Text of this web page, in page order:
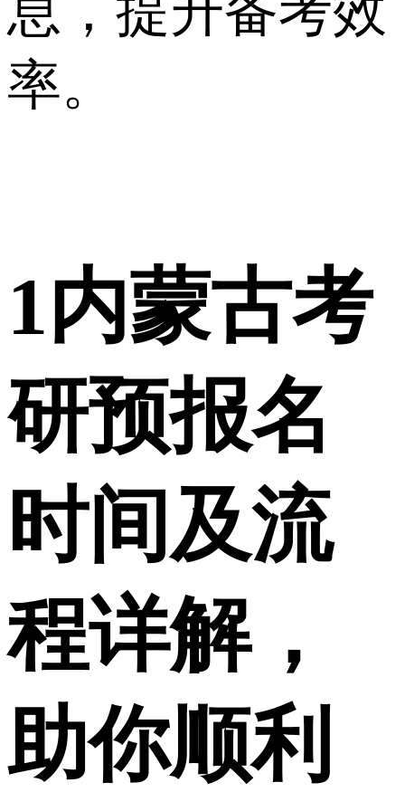
息，提升备考效
率。
1内蒙古考
研预报名
时间及流
程详解，
助你顺利